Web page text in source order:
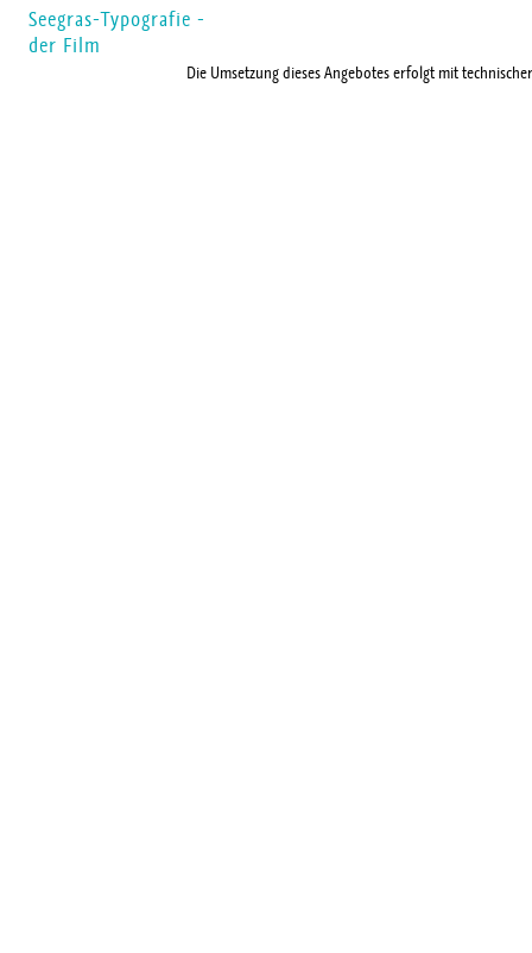
Seegras-Typografie -
der Film
Die Umsetzung dieses Angebotes erfolgt mit